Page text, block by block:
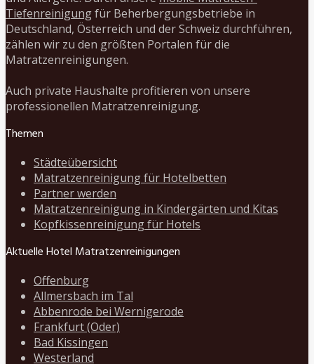
Tiefenreinigungfür Beherbergungsbetriebe in
Deutschland, Österreich und der Schweiz durchführen,
zählen wir zu den größten Portalen für die
Matratzenreinigungen.
Auch private Haushalte profitieren von unsere
professionellen Matratzenreinigung.
Themen
Städteübersicht
Matratzenreinigung für Hotelbetten
Partner werden
Matratzenreinigung in Kindergärten und Kitas
Kopfkissenreinigung für Hotels
Aktuelle Hotel Matratzenreinigungen
Offenburg
Allmersbach im Tal
Abbenrode bei Wernigerode
Frankfurt (Oder)
Bad Kissingen
Westerland